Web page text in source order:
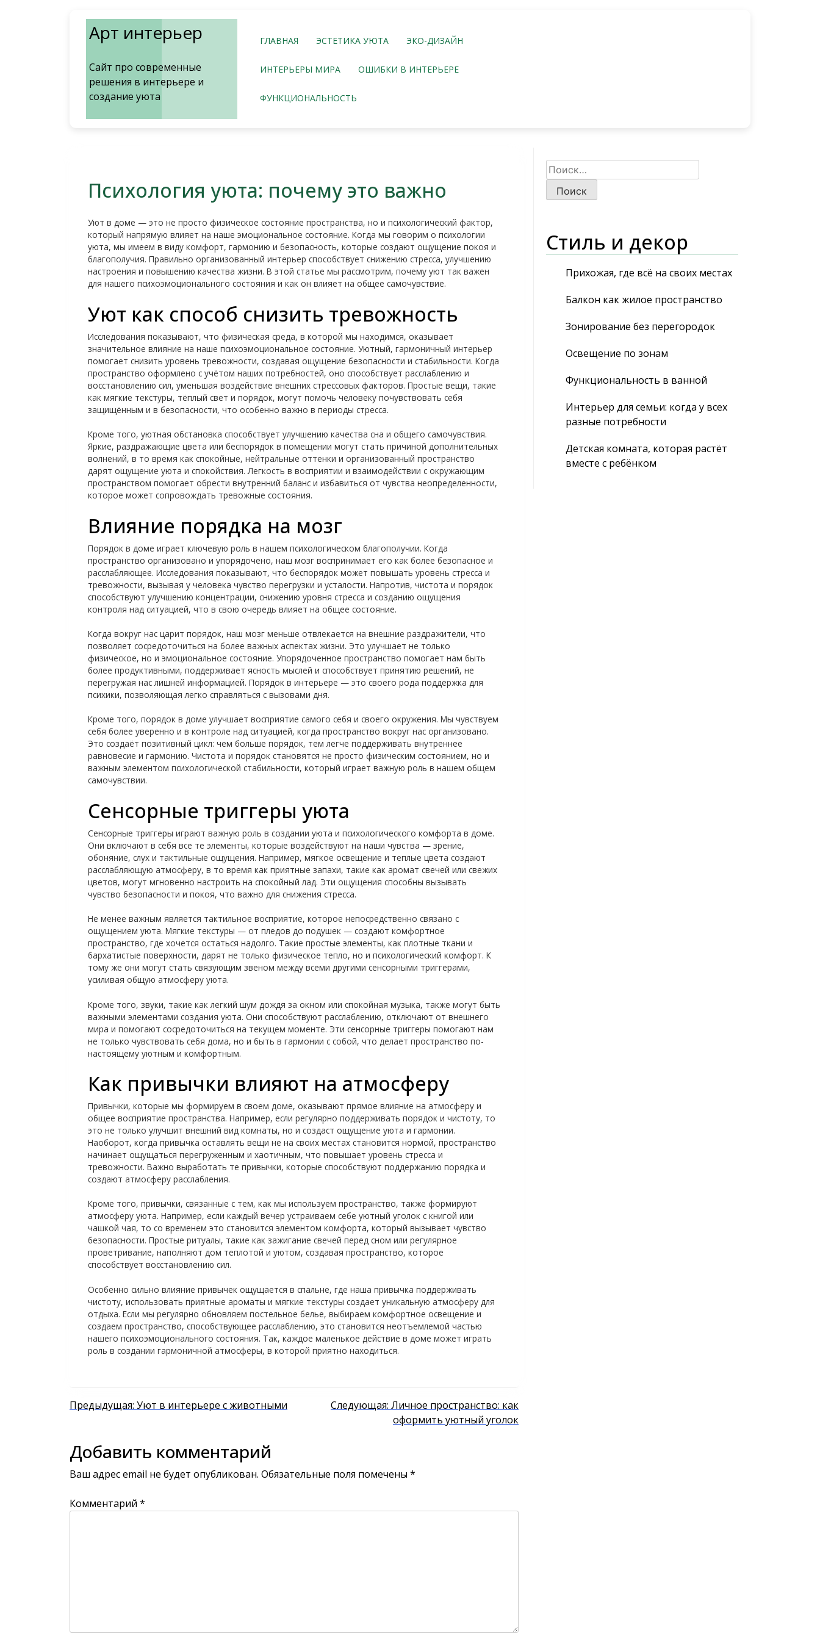
содержимому
Арт интерьер
Сайт про современные
решения в интерьере и
создание уюта
ГЛАВНАЯ ЭСТЕТИКА УЮТА ЭКО-ДИЗАЙН
ИНТЕРЬЕРЫ МИРА ОШИБКИ В ИНТЕРЬЕРЕ
ФУНКЦИОНАЛЬНОСТЬ
Психология уюта: почему это важно
Уют в доме — это не просто физическое состояние пространства, но и психологический фактор,
который напрямую влияет на наше эмоциональное состояние. Когда мы говорим о психологии
уюта, мы имеем в виду комфорт, гармонию и безопасность, которые создают ощущение покоя и
благополучия. Правильно организованный интерьер способствует снижению стресса, улучшению
настроения и повышению качества жизни. В этой статье мы рассмотрим, почему уют так важен
для нашего психоэмоционального состояния и как он влияет на общее самочувствие.
Уют как способ снизить тревожность
Исследования показывают, что физическая среда, в которой мы находимся, оказывает
значительное влияние на наше психоэмоциональное состояние. Уютный, гармоничный интерьер
помогает снизить уровень тревожности, создавая ощущение безопасности и стабильности. Когда
пространство оформлено с учётом наших потребностей, оно способствует расслаблению и
восстановлению сил, уменьшая воздействие внешних стрессовых факторов. Простые вещи, такие
как мягкие текстуры, тёплый свет и порядок, могут помочь человеку почувствовать себя
защищённым и в безопасности, что особенно важно в периоды стресса.
Кроме того, уютная обстановка способствует улучшению качества сна и общего самочувствия.
Яркие, раздражающие цвета или беспорядок в помещении могут стать причиной дополнительных
волнений, в то время как спокойные, нейтральные оттенки и организованный пространство
дарят ощущение уюта и спокойствия. Легкость в восприятии и взаимодействии с окружающим
пространством помогает обрести внутренний баланс и избавиться от чувства неопределенности,
которое может сопровождать тревожные состояния.
Влияние порядка на мозг
Порядок в доме играет ключевую роль в нашем психологическом благополучии. Когда
пространство организовано и упорядочено, наш мозг воспринимает его как более безопасное и
расслабляющее. Исследования показывают, что беспорядок может повышать уровень стресса и
тревожности, вызывая у человека чувство перегрузки и усталости. Напротив, чистота и порядок
способствуют улучшению концентрации, снижению уровня стресса и созданию ощущения
контроля над ситуацией, что в свою очередь влияет на общее состояние.
Когда вокруг нас царит порядок, наш мозг меньше отвлекается на внешние раздражители, что
позволяет сосредоточиться на более важных аспектах жизни. Это улучшает не только
физическое, но и эмоциональное состояние. Упорядоченное пространство помогает нам быть
более продуктивными, поддерживает ясность мыслей и способствует принятию решений, не
перегружая нас лишней информацией. Порядок в интерьере — это своего рода поддержка для
психики, позволяющая легко справляться с вызовами дня.
Кроме того, порядок в доме улучшает восприятие самого себя и своего окружения. Мы чувствуем
себя более уверенно и в контроле над ситуацией, когда пространство вокруг нас организовано.
Это создаёт позитивный цикл: чем больше порядок, тем легче поддерживать внутреннее
равновесие и гармонию. Чистота и порядок становятся не просто физическим состоянием, но и
важным элементом психологической стабильности, который играет важную роль в нашем общем
самочувствии.
Сенсорные триггеры уюта
Сенсорные триггеры играют важную роль в создании уюта и психологического комфорта в доме.
Они включают в себя все те элементы, которые воздействуют на наши чувства — зрение,
обоняние, слух и тактильные ощущения. Например, мягкое освещение и теплые цвета создают
расслабляющую атмосферу, в то время как приятные запахи, такие как аромат свечей или свежих
цветов, могут мгновенно настроить на спокойный лад. Эти ощущения способны вызывать
чувство безопасности и покоя, что важно для снижения стресса.
Не менее важным является тактильное восприятие, которое непосредственно связано с
ощущением уюта. Мягкие текстуры — от пледов до подушек — создают комфортное
пространство, где хочется остаться надолго. Такие простые элементы, как плотные ткани и
бархатистые поверхности, дарят не только физическое тепло, но и психологический комфорт. К
тому же они могут стать связующим звеном между всеми другими сенсорными триггерами,
усиливая общую атмосферу уюта.
Кроме того, звуки, такие как легкий шум дождя за окном или спокойная музыка, также могут быть
важными элементами создания уюта. Они способствуют расслаблению, отключают от внешнего
мира и помогают сосредоточиться на текущем моменте. Эти сенсорные триггеры помогают нам
не только чувствовать себя дома, но и быть в гармонии с собой, что делает пространство по-
настоящему уютным и комфортным.
Как привычки влияют на атмосферу
Привычки, которые мы формируем в своем доме, оказывают прямое влияние на атмосферу и
общее восприятие пространства. Например, если регулярно поддерживать порядок и чистоту, то
это не только улучшит внешний вид комнаты, но и создаст ощущение уюта и гармонии.
Наоборот, когда привычка оставлять вещи не на своих местах становится нормой, пространство
начинает ощущаться перегруженным и хаотичным, что повышает уровень стресса и
тревожности. Важно выработать те привычки, которые способствуют поддержанию порядка и
создают атмосферу расслабления.
Кроме того, привычки, связанные с тем, как мы используем пространство, также формируют
атмосферу уюта. Например, если каждый вечер устраиваем себе уютный уголок с книгой или
чашкой чая, то со временем это становится элементом комфорта, который вызывает чувство
безопасности. Простые ритуалы, такие как зажигание свечей перед сном или регулярное
проветривание, наполняют дом теплотой и уютом, создавая пространство, которое
способствует восстановлению сил.
Особенно сильно влияние привычек ощущается в спальне, где наша привычка поддерживать
чистоту, использовать приятные ароматы и мягкие текстуры создает уникальную атмосферу для
отдыха. Если мы регулярно обновляем постельное белье, выбираем комфортное освещение и
создаем пространство, способствующее расслаблению, это становится неотъемлемой частью
нашего психоэмоционального состояния. Так, каждое маленькое действие в доме может играть
роль в создании гармоничной атмосферы, в которой приятно находиться.
Навигация
записям
Предыдущая: Уют в интерьере с животными Следующая: Личное пространство: как
оформить уютный уголок
Добавить комментарий
Ваш адрес email не будет опубликован. Обязательные поля помечены *
Комментарий *
Найти:
Стиль и декор
Прихожая, где всё на своих местах
Балкон как жилое пространство
Зонирование без перегородок
Освещение по зонам
Функциональность в ванной
Интерьер для семьи: когда у всех
разные потребности
Детская комната, которая растёт
вместе с ребёнком